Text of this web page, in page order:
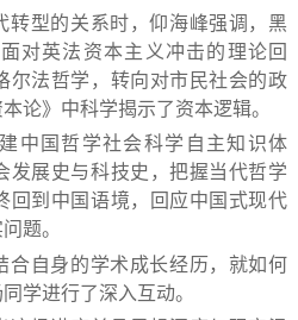
转型的关系时，仰海峰强调，黑
对英法资本主义冲击的理论回
尔法哲学，转向对市民社会的政
论》中科学揭示了资本逻辑。
中国哲学社会科学自主知识体
发展史与科技史，把握当代哲学
回到中国语境，回应中国式现代
题。
合自身的学术成长经历，就如何
学进行了深入互动。